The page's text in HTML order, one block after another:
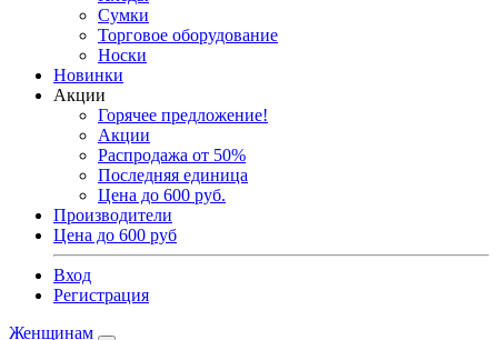
Сумки
Торговое оборудование
Носки
Новинки
Акции
Горячее предложение!
Акции
Распродажа от 50%
Последняя единица
Цена до 600 руб.
Производители
Цена до 600 руб
Вход
Регистрация
Женщинам